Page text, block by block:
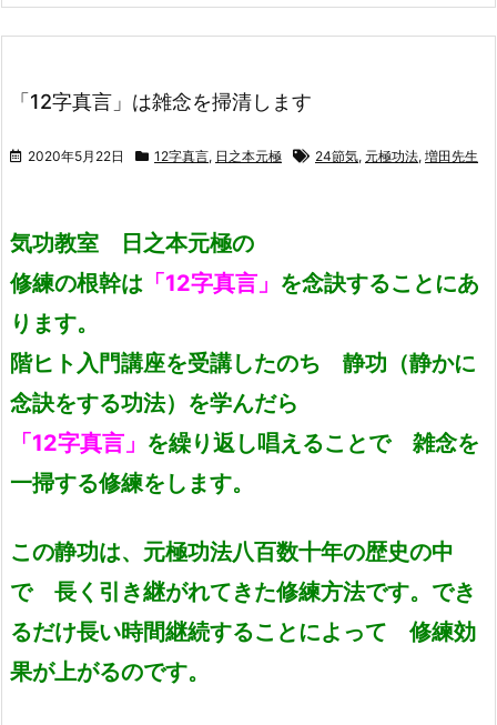
「12字真言」は雑念を掃清します
2020年5月22日 12字真言, 日之本元極 24節気, 元極功法, 増田先生
気功教室 日之本元極の
修練の根幹は 「12字真言」 を念訣することにあ
ります。
階ヒト入門講座を受講したのち 静功（静かに
念訣をする功法）を学んだら
「12字真言」 を繰り返し唱えることで 雑念を
一掃する修練をします。
この静功は、元極功法八百数十年の歴史の中
で 長く引き継がれてきた修練方法です。でき
るだけ長い時間継続することによって 修練効
果が上がるのです。